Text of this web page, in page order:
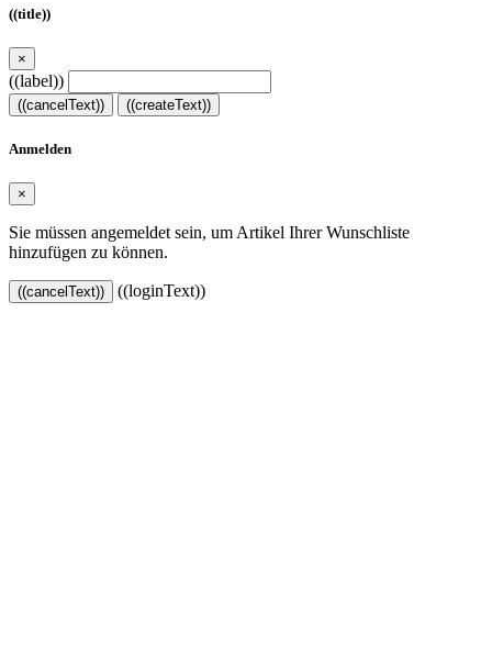
((title))
×
((label))
((cancelText)) ((createText))
Anmelden
×
Sie müssen angemeldet sein, um Artikel Ihrer Wunschliste
hinzufügen zu können.
((cancelText)) ((loginText))